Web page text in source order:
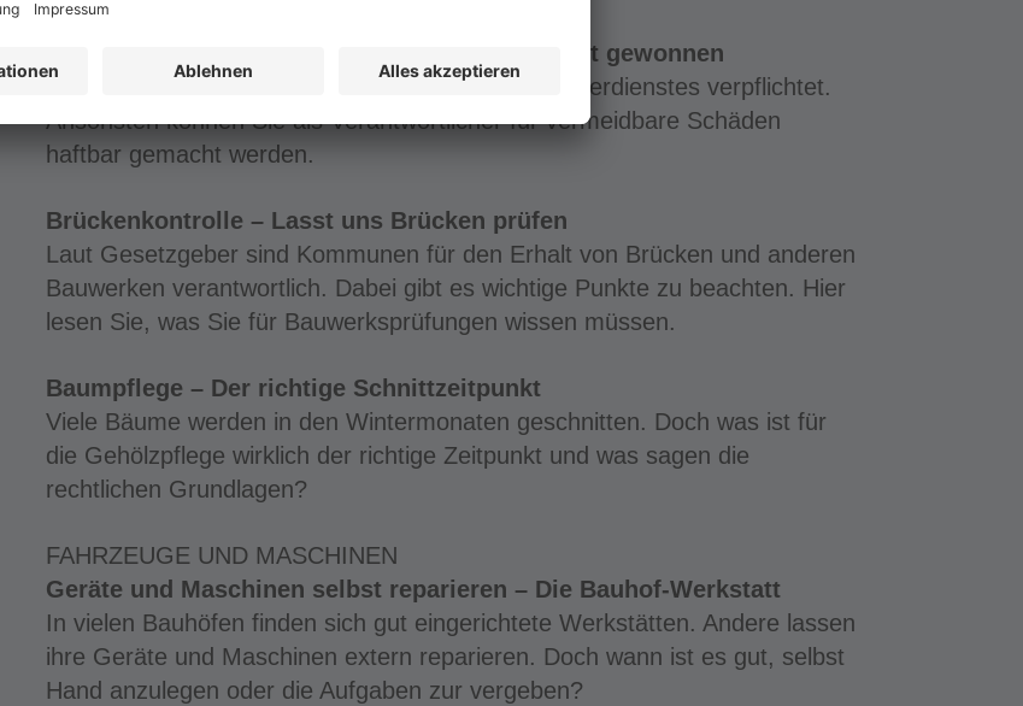
TIPPS UND INFOS
Organisationsverschulden – Gut geplant ist fast gewonnen
Sie sind zur gewissenhaften Organisation des Winterdienstes verpflichtet.
Ansonsten können Sie als Verantwortlicher für vermeidbare Schäden
haftbar gemacht werden.
Brückenkontrolle – Lasst uns Brücken prüfen
Laut Gesetzgeber sind Kommunen für den Erhalt von Brücken und anderen
Bauwerken verantwortlich. Dabei gibt es wichtige Punkte zu beachten. Hier
lesen Sie, was Sie für Bauwerksprüfungen wissen müssen.
Baumpflege – Der richtige Schnittzeitpunkt
Viele Bäume werden in den Wintermonaten geschnitten. Doch was ist für
die Gehölzpflege wirklich der richtige Zeitpunkt und was sagen die
rechtlichen Grundlagen?
FAHRZEUGE UND MASCHINEN
Geräte und Maschinen selbst reparieren – Die Bauhof-Werkstatt
In vielen Bauhöfen finden sich gut eingerichtete Werkstätten. Andere lassen
ihre Geräte und Maschinen extern reparieren. Doch wann ist es gut, selbst
Hand anzulegen oder die Aufgaben zur vergeben?